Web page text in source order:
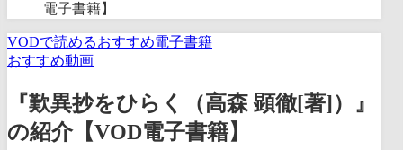
電子書籍】
VODで読めるおすすめ電子書籍
おすすめ動画
『歎異抄をひらく（高森 顕徹[著]）』
の紹介【VOD電子書籍】